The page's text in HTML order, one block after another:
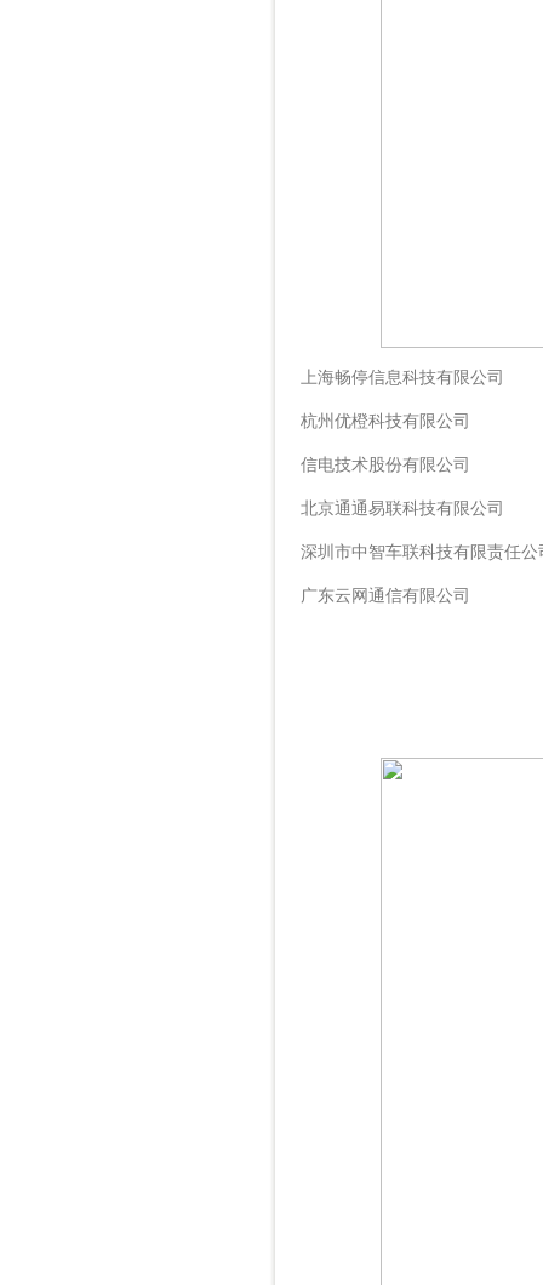
上海畅停信息科技有限公司
杭州优橙科技有限公司
信电技术股份有限公司
北京通通易联科技有限公司
深圳市中智车联科技有限责任公
广东云网通信有限公司